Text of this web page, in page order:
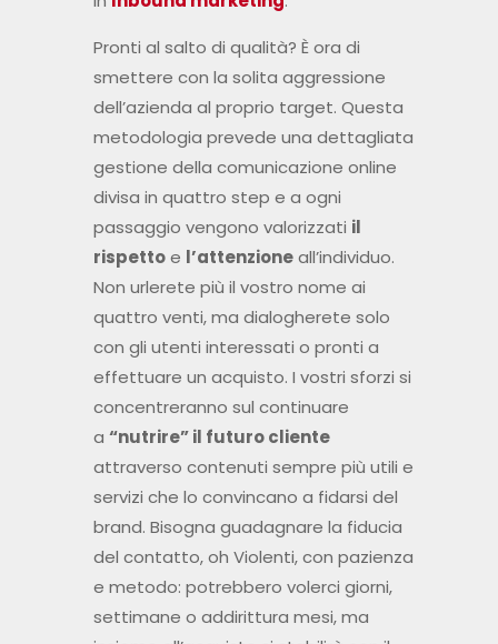
Pronti al salto di qualità? È ora di
smettere con la solita aggressione
dell’azienda al proprio target. Questa
metodologia prevede una dettagliata
gestione della comunicazione online
divisa in quattro step e a ogni
passaggio vengono valorizzati il
rispettoe l’attenzioneall’individuo.
Non urlerete più il vostro nome ai
quattro venti, ma dialogherete solo
con gli utenti interessati o pronti a
effettuare un acquisto. I vostri sforzi si
concentreranno sul continuare
a “nutrire” il futuro cliente
attraverso contenuti sempre più utili e
servizi che lo convincano a fidarsi del
brand. Bisogna guadagnare la fiducia
del contatto, oh Violenti, con pazienza
e metodo: potrebbero volerci giorni,
settimane o addirittura mesi, ma